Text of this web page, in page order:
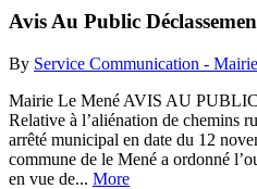
Avis Au Public
By Service Communication -
Mairie Le Mené AVIS AU
Relative à l’aliénation de chemins
arrêté municipal en date du 12
commune de le Mené a ordonné
en vue de... More